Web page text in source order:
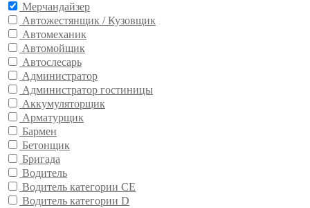
Мерчандайзер
Автожестянщик / Кузовщик
Автомеханик
Автомойщик
Автослесарь
Администратор
Администратор гостиницы
Аккумуляторщик
Арматурщик
Бармен
Бетонщик
Бригада
Водитель
Водитель категории CE
Водитель категории D